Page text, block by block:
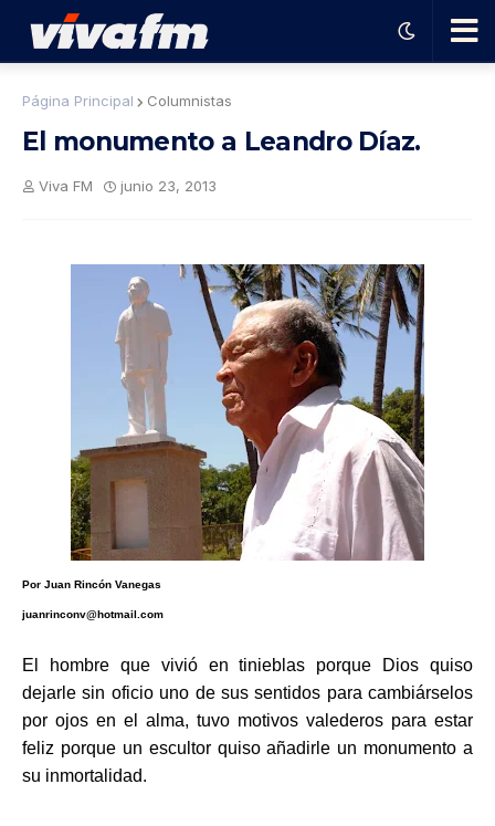
Ha
con
el
pro
gra
ma
Página Principal Columnistas
El monumento a Leandro Díaz.
Viva FM junio 23, 2013
Por Juan Rincón Vanegas
juanrinconv@hotmail.com
El hombre que vivióen tinieblas porque Dios quiso
dejarle sin oficio uno de sus sentidos para cambiárselos
por ojos en el alma, tuvo motivos valederos para estar
feliz porque un escultor quiso añadirle un monumento a
su inmortalidad.